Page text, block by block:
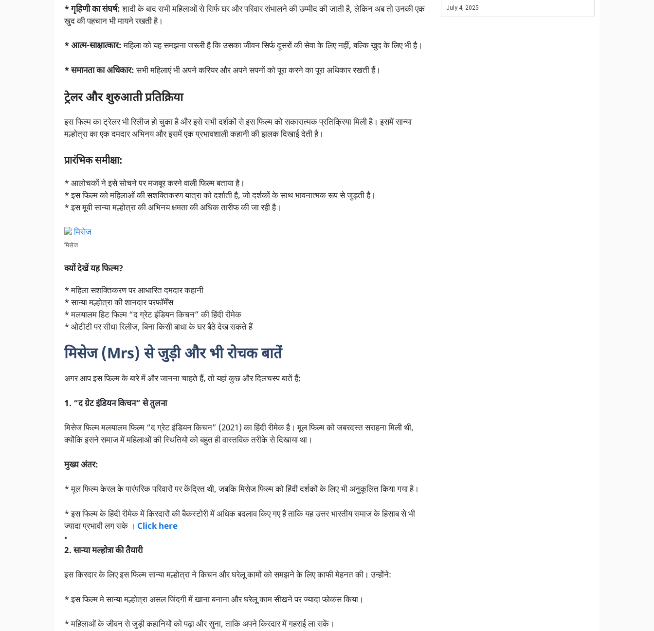
* गृहिणी का संघर्ष:शादी के बाद सभी महिलाओं से सिर्फ घर और परिवार संभालने की उम्मीद की जाती है, लेकिन अब तो उनकी एक
खुद की पहचान भी मायने रखती है।
* आत्म-साक्षात्कार:महिला को यह समझना जरूरी है कि उसका जीवन सिर्फ दूसरों की सेवा के लिए नहीं, बल्कि खुद के लिए भी है।
* समानता का अधिकार:सभी महिलाएं भी अपने करियर और अपने सपनों को पूरा करने का पूरा अधिकार रखती हैं।
ट्रेलर और शुरुआती प्रतिक्रिया
इस फिल्म का ट्रेलर भी रिलीज हो चुका है और इसे सभी दर्शकों से इस फिल्म को सकारात्मक प्रतिक्रिया मिली है। इसमें सान्या
मल्होत्रा का एक दमदार अभिनय और इसमें एक प्रभावशाली कहानी की झलक दिखाई देती है।
प्रारंभिक समीक्षा:
* आलोचकों ने इसे सोचने पर मजबूर करने वाली फिल्म बताया है।
* इस फिल्म को महिलाओं की सशक्तिकरण यात्रा को दर्शाती है, जो दर्शकों के साथ भावनात्मक रूप से जुड़ती है।
* इस मूवी सान्या मल्होत्रा की अभिनय क्षमता की अधिक तारीफ की जा रही है।
मिसेज
क्यों देखें यह फिल्म?
* महिला सशक्तिकरण पर आधारित दमदार कहानी
* सान्या मल्होत्रा की शानदार परफॉर्मेंस
* मलयालम हिट फिल्म “द ग्रेट इंडियन किचन” की हिंदी रीमेक
* ओटीटी पर सीधा रिलीज, बिना किसी बाधा के घर बैठे देख सकते हैं
मिसेज (Mrs) से जुड़ी और भी रोचक बातें
अगर आप इस फिल्म के बारे में और जानना चाहते हैं, तो यहां कुछ और दिलचस्प बातें हैं:
1. “द ग्रेट इंडियन किचन” से तुलना
मिसेज फिल्म मलयालम फिल्म “द ग्रेट इंडियन किचन” (2021) का हिंदी रीमेक है। मूल फिल्म को जबरदस्त सराहना मिली थी,
क्योंकि इसने समाज में महिलाओं की स्थितियो को बहुत ही वास्तविक तरीके से दिखाया था।
मुख्य अंतर:
* मूल फिल्म केरल के पारंपरिक परिवारों पर केंद्रित थी, जबकि मिसेज फिल्म को हिंदी दर्शकों के लिए भी अनुकूलित किया गया है।
* इस फिल्म के हिंदी रीमेक में किरदारों की बैकस्टोरी में अधिक बदलाव किए गए हैं ताकि यह उत्तर भारतीय समाज के हिसाब से भी
ज्यादा प्रभावी लग सके । Click here
•
2. सान्या मल्होत्रा की तैयारी
इस किरदार के लिए इस फिल्म सान्या मल्होत्रा ने किचन और घरेलू कामों को समझने के लिए काफी मेहनत की। उन्होंने:
* इस फिल्म मे सान्या मल्होत्रा असल जिंदगी में खाना बनाना और घरेलू काम सीखने पर ज्यादा फोकस किया।
* महिलाओं के जीवन से जुड़ी कहानियों को पढ़ा और सुना, ताकि अपने किरदार में गहराई ला सकें।
July 4, 2025